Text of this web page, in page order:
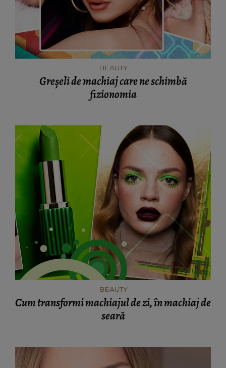
BEAUTY
Greșeli de machiaj care ne schimbă
fizionomia
BEAUTY
Cum transformi machiajul de zi, în machiaj de
seară